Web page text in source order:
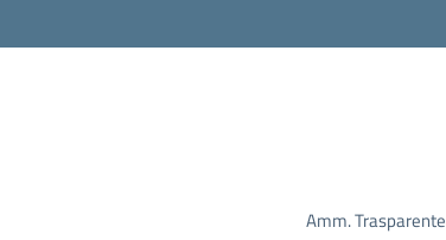
Amm. Trasparente